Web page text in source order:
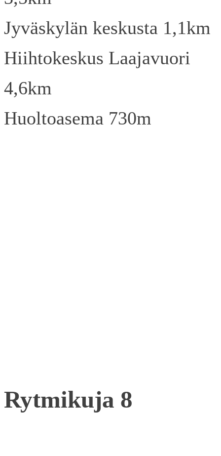
Jyväskylän keskusta 1,1km
Hiihtokeskus Laajavuori
4,6km
Huoltoasema 730m
Rytmikuja 8